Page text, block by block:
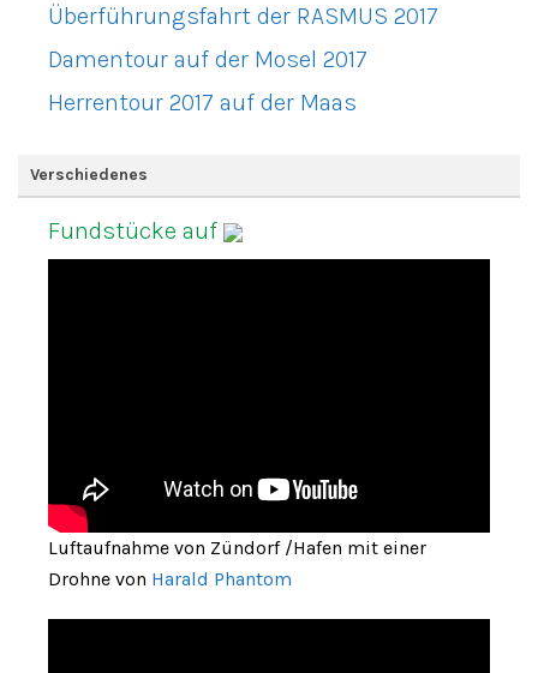
Überführungsfahrt der RASMUS 2017
Damentour auf der Mosel 2017
Herrentour 2017 auf der Maas
Verschiedenes
Fundstücke auf
Luftaufnahme von Zündorf /Hafen mit einer
Drohne von Harald Phantom